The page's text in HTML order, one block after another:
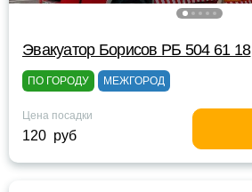
Эвакуатор Борисов РБ 504 61 18
ПО ГОРОДУ МЕЖГОРОД
Цена посадки
120 руб